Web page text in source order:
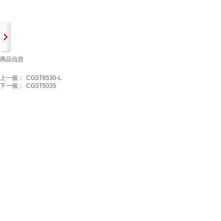
商品信息
上一個：
CGST8530-L
下一個：
CGST5035